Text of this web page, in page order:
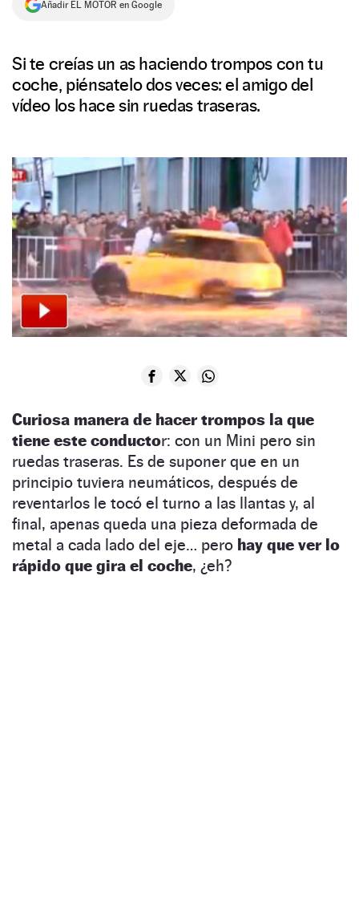
SÍGUENOS
Añadir EL MOTOR en Google
Si te creías un as haciendo trompos con tu
coche, piénsatelo dos veces: el amigo del
vídeo los hace sin ruedas traseras.
Curiosa manera de hacer trompos la que
tiene este conductor: con un Mini pero sin
ruedas traseras. Es de suponer que en un
principio tuviera neumáticos, después de
reventarlos le tocó el turno a las llantas y, al
final, apenas queda una pieza deformada de
metal a cada lado del eje… pero hay que ver lo
rápido que gira el coche, ¿eh?